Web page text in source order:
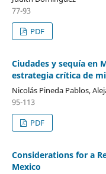
77-93
PDF
Ciudades y sequía en
estrategia crítica de
Nicolás Pineda Pablos,
95-113
PDF
Considerations for a
Mexico